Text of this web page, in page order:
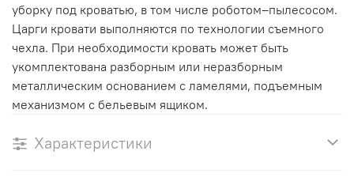
уборку под кроватью, в том числе роботом–пылесосом.
Царги кровати выполняются по технологии съемного
чехла. При необходимости кровать может быть
укомплектована разборным или неразборным
металлическим основанием с ламелями, подъемным
механизмом с бельевым ящиком.
Характеристики